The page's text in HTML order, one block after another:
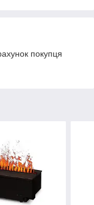
покупця